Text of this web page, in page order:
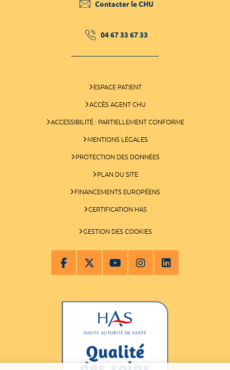
Contacter le CHU
04 67 33 67 33
ESPACE PATIENT
ACCÈS AGENT CHU
ACCESSIBILITÉ : PARTIELLEMENT CONFORME
MENTIONS LÉGALES
PROTECTION DES DONNÉES
PLAN DU SITE
FINANCEMENTS EUROPÉENS
CERTIFICATION HAS
GESTION DES COOKIES